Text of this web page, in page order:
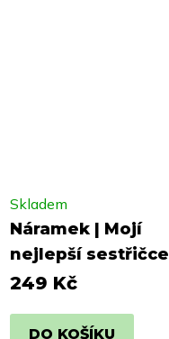
Náramek | Mojí
nejlepší sestřičce
Skladem
249 Kč
DO KOŠÍKU